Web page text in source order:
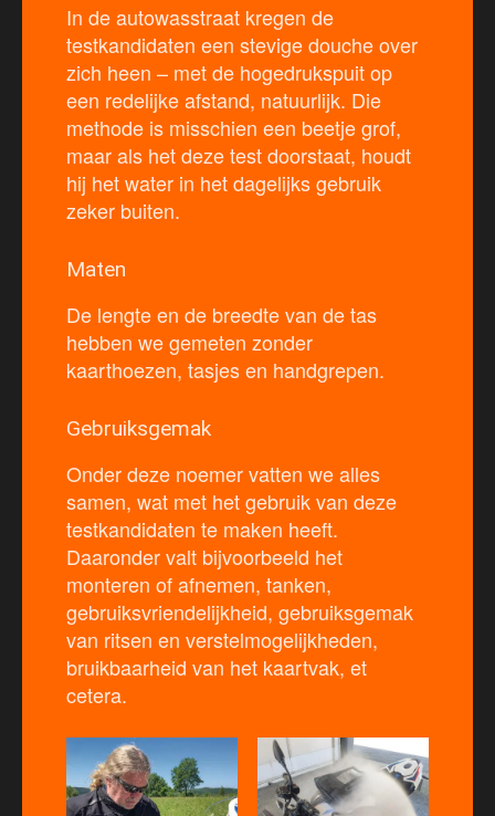
In de autowasstraat kregen de
testkandidaten een stevige douche over
zich heen – met de hogedrukspuit op
een redelijke afstand, natuurlijk. Die
methode is misschien een beetje grof,
maar als het deze test doorstaat, houdt
hij het water in het dagelijks gebruik
zeker buiten.
Maten
De lengte en de breedte van de tas
hebben we gemeten zonder
kaarthoezen, tasjes en handgrepen.
Gebruiksgemak
Onder deze noemer vatten we alles
samen, wat met het gebruik van deze
testkandidaten te maken heeft.
Daaronder valt bijvoorbeeld het
monteren of afnemen, tanken,
gebruiksvriendelijkheid, gebruiksgemak
van ritsen en verstelmogelijkheden,
bruikbaarheid van het kaartvak, et
cetera.